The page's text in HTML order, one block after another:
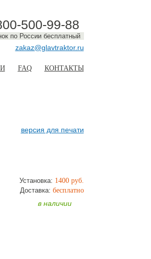
500-99-88
по России бесплатный
zakaz@glavtraktor.ru
FAQ КОНТАКТЫ
версия для печати
Установка: 1400 руб.
Доставка: бесплатно
в наличии